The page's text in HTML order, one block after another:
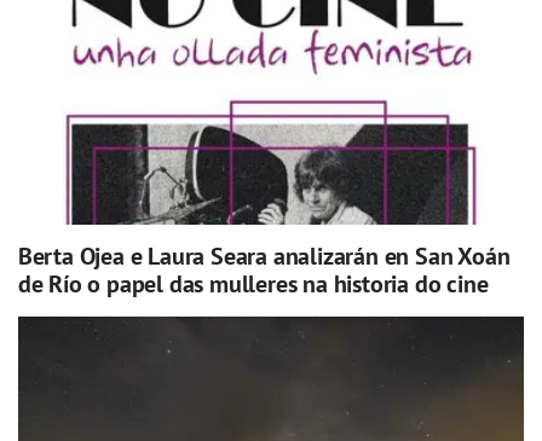
Berta Ojea e Laura Seara analizarán en San Xoán
de Río o papel das mulleres na historia do cine